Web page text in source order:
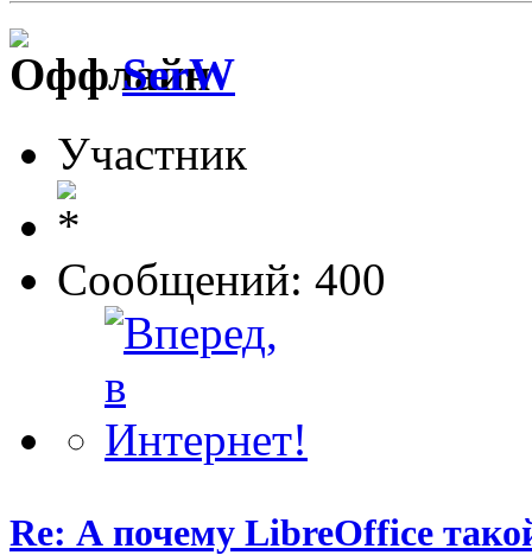
SerW
Участник
Сообщений: 400
Re: А почему LibreOffice